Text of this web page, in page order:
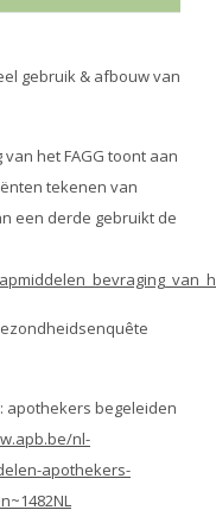
gebruik & afbouw van
het FAGG toont aan
tekenen van
een derde gebruikt de
apothekers begeleiden
nl-
apothekers-